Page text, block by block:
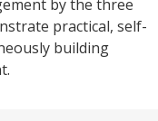
by the three
practical, self-
building